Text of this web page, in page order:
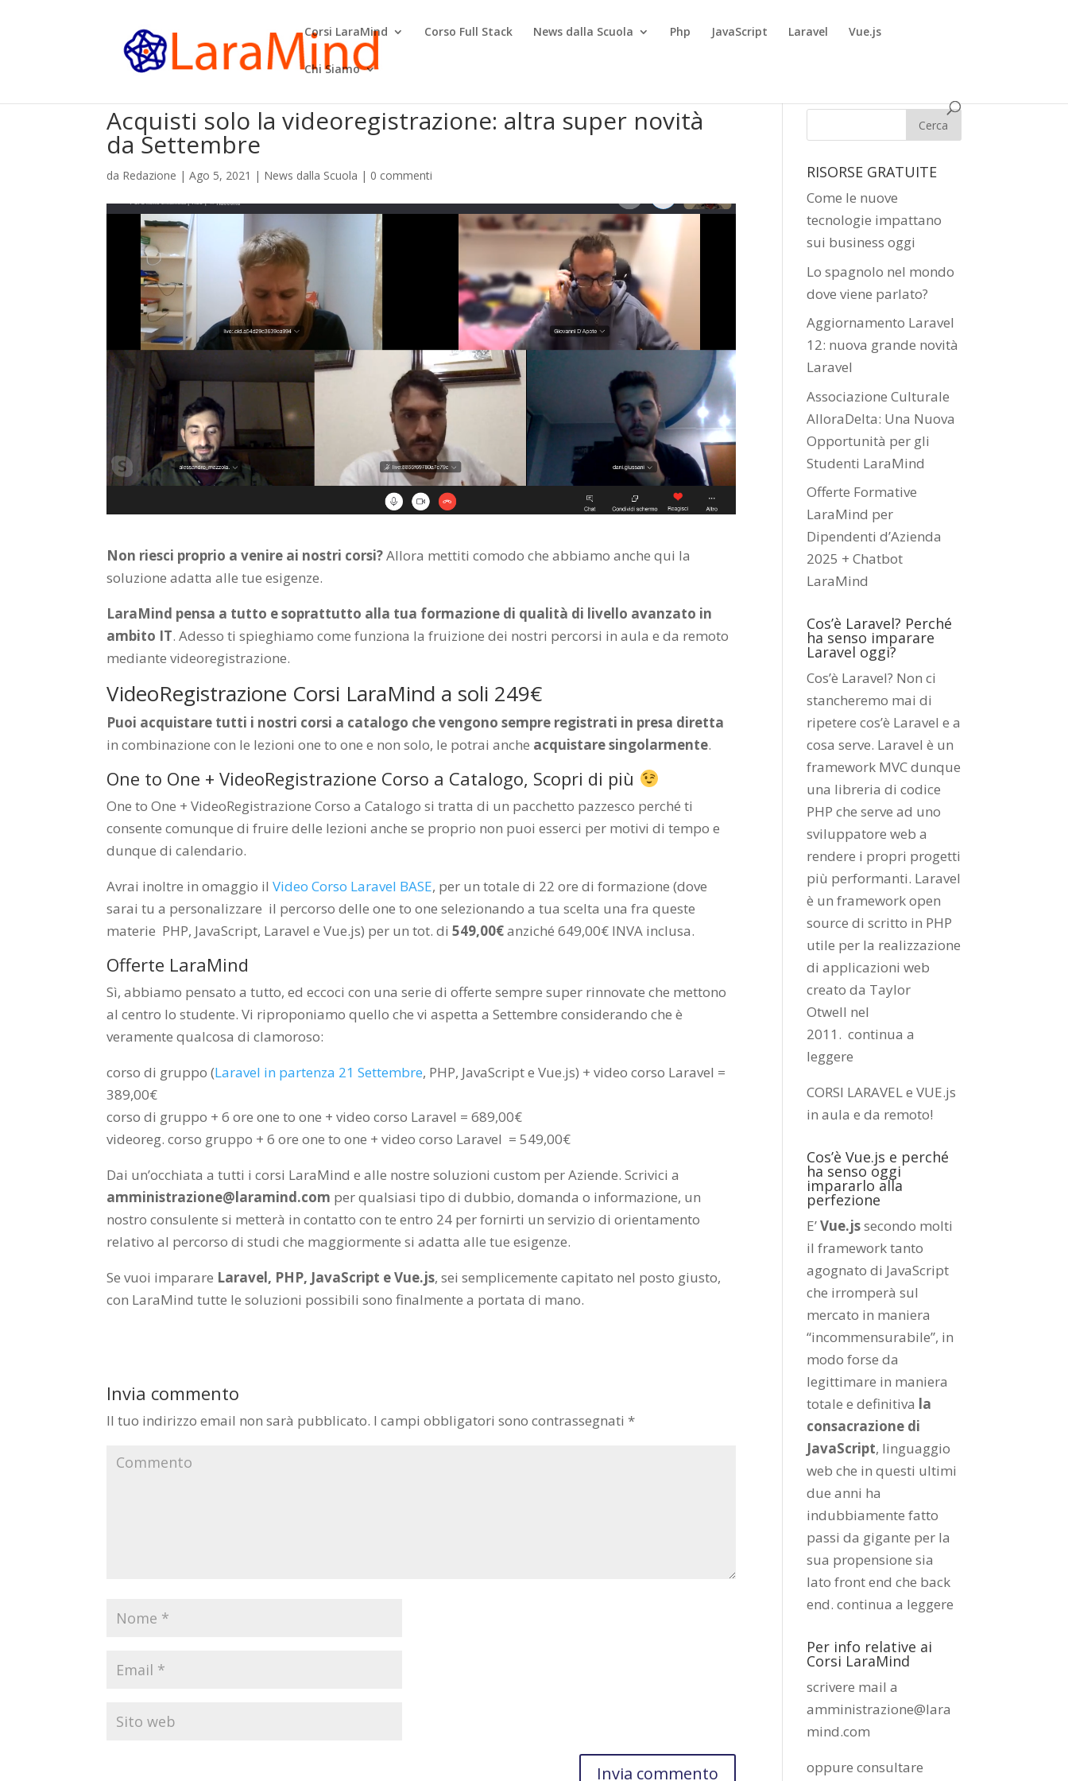
Corsi LaraMind Corso Full Stack News dalla Scuola Php JavaScript Laravel Vue.js
Chi Siamo
Acquisti solo la videoregistrazione: altra super novità
da Settembre
da Redazione |Ago 5, 2021 | News dalla Scuola | 0 commenti
Non riesci proprio a venire ai nostri corsi?Allora mettiti comodo che abbiamo anche qui la
soluzione adatta alle tue esigenze.
LaraMind pensa a tutto e soprattutto alla tua formazione di qualità di livello avanzato in
ambito IT. Adesso ti spieghiamo come funziona la fruizione dei nostri percorsi in aula e da remoto
mediante videoregistrazione.
VideoRegistrazione Corsi LaraMind a soli 249€
Puoi acquistare tutti i nostri corsi a catalogo che vengono sempre registrati in presa diretta
in combinazione con le lezioni one to one e non solo, le potrai anche acquistare singolarmente.
One to One + VideoRegistrazione Corso a Catalogo, Scopri di più
One to One + VideoRegistrazione Corso a Catalogo si tratta di un pacchetto pazzesco perché ti
consente comunque di fruire delle lezioni anche se proprio non puoi esserci per motivi di tempo e
dunque di calendario.
Avrai inoltre in omaggio ilVideo Corso Laravel BASE, per un totale di 22 ore di formazione (dove
sarai tu a personalizzare il percorso delle one to one selezionando a tua scelta una fra queste
materie PHP, JavaScript, Laravel e Vue.js) per un tot. di549,00€anziché 649,00€ INVA inclusa.
Offerte LaraMind
Sì, abbiamo pensato a tutto, ed eccoci con una serie di offerte sempre super rinnovate che mettono
al centro lo studente. Vi riproponiamo quello che vi aspetta a Settembre considerando che è
veramente qualcosa di clamoroso:
corso di gruppo (Laravel in partenza 21 Settembre, PHP, JavaScript e Vue.js) + video corso Laravel =
389,00€
corso di gruppo + 6 ore one to one + video corso Laravel = 689,00€
videoreg. corso gruppo + 6 ore one to one + video corso Laravel = 549,00€
Dai un’occhiata a tutti i corsi LaraMind e alle nostre soluzioni custom per Aziende. Scrivici a
amministrazione@laramind.com per qualsiasi tipo di dubbio, domanda o informazione, un
nostro consulente si metterà in contatto con te entro 24 per fornirti un servizio di orientamento
relativo al percorso di studi che maggiormente si adatta alle tue esigenze.
Se vuoi imparare Laravel, PHP, JavaScript e Vue.js, sei semplicemente capitato nel posto giusto,
con LaraMind tutte le soluzioni possibili sono finalmente a portata di mano.
Invia commento
Il tuo indirizzo email non sarà pubblicato. I campi obbligatori sono contrassegnati *
RISORSE GRATUITE
Come le nuove
tecnologie impattano
sui business oggi
Lo spagnolo nel mondo
dove viene parlato?
Aggiornamento Laravel
12: nuova grande novità
Laravel
Associazione Culturale
AlloraDelta: Una Nuova
Opportunità per gli
Studenti LaraMind
Offerte Formative
LaraMind per
Dipendenti d’Azienda
2025 + Chatbot
LaraMind
Cos’è Laravel? Perché
ha senso imparare
Laravel oggi?
Cos’è Laravel? Non ci
stancheremo mai di
ripetere cos’è Laravel e a
cosa serve. Laravel è un
framework MVC dunque
una libreria di codice
PHP che serve ad uno
sviluppatore web a
rendere i propri progetti
più performanti. Laravel
è un framework open
source di scritto in PHP
utile per la realizzazione
di applicazioni web
creato da Taylor
Otwell nel
2011.continua a
leggere
CORSI LARAVEL e VUE.js
in aula e da remoto!
Cos’è Vue.js e perché
ha senso oggi
impararlo alla
perfezione
E’Vue.jssecondo molti
il framework tanto
agognato di JavaScript
che irromperà sul
mercato in maniera
“incommensurabile”, in
modo forse da
legittimare in maniera
totale e definitiva la
consacrazione di
JavaScript, linguaggio
web che in questi ultimi
due anni ha
indubbiamente fatto
passi da gigante per la
sua propensione sia
lato front end che back
end.continua a leggere
Per info relative ai
Corsi LaraMind
scrivere mail a
amministrazione@lara
mind.com
oppure consultare